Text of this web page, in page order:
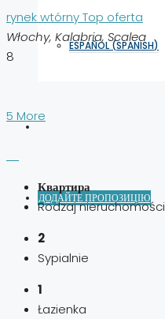
ESPAÑOL(SPANISH)
ДОДАЙТЕ ПРОПОЗИЦІЮ
rynek wtórnyTop oferta
Włochy, Kalabria, Scalea
8
5 More
Квартира
Rodzaj nieruchomości
2
Sypialnie
1
Łazienka